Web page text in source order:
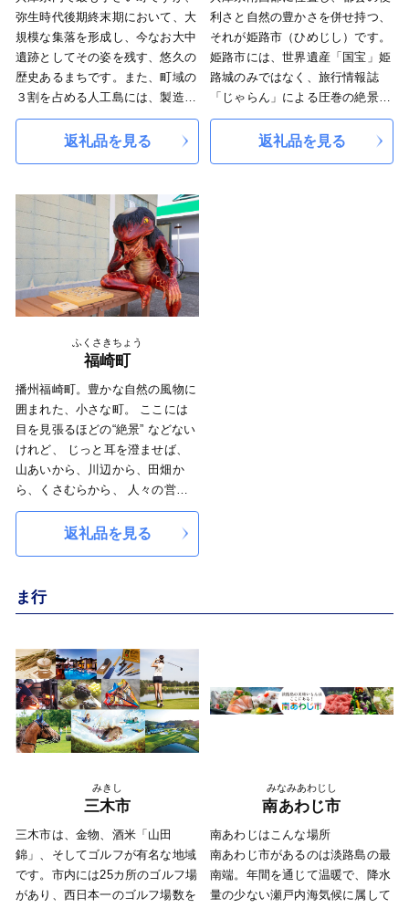
市内外から「関西で住みたいま
ち」として高く評価されていま
す。
弥生時代後期終末期において、大
規模な集落を形成し、今なお大中
遺跡としてその姿を残す、悠久の
歴史あるまちです。また、町域の
３割を占める人工島には、製造業
を中心とした産業が栄え、コンパ
クトでバランスのとれた街として
発展してきました。
えて、誰もが住みやすく、誰から
も選んでもらえるまちにするた
め、住民の皆様、企業の方々、議
会、行政が一体となった「ONE
TEAM（ワンチーム）はりま」の
まちづくりに取り組んでいます。
この小さな町からの挑戦に、皆さ
まの応援よろしくお願いします。
返礼品を見る
利さと自然の豊かさを併せ持つ、
それが姫路市（ひめじし）です。
姫路市には、世界遺産「国宝」姫
路城のみではなく、旅行情報誌
「じゃらん」による圧巻の絶景紅
葉ランキング2022において１位を
獲得した池泉回遊式の日本庭園で
ある『姫路城西御屋敷跡庭園 好
返礼品を見る
ふくさきちょう
福崎町
播州福崎町。豊かな自然の風物に
囲まれた、小さな町。 ここには
目を見張るほどの“絶景” などない
けれど、 じっと耳を澄ませば、
山あいから、川辺から、田畑か
ら、くさむらから、 人々の営み
の隙間から“人ならざるもの” の囁
きが聞こえてくる町。 風が語
返礼品を見る
ま行
みきし
三木市
三木市は、金物、酒米「山田
錦」、そしてゴルフが有名な地域
です。市内には25カ所のゴルフ場
があり、西日本一のゴルフ場数を
みなみあわじし
南あわじ市
南あわじはこんな場所
南あわじ市があるのは淡路島の最
南端。年間を通じて温暖で、降水
量の少ない瀬戸内海気候に属して